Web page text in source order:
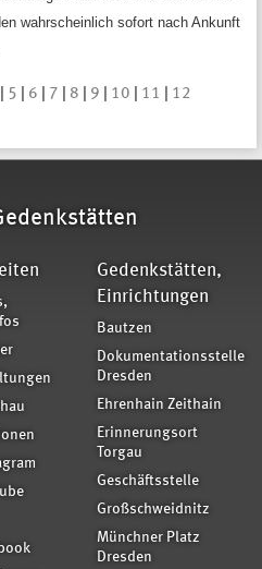
wahrscheinlich sofort nach Ankunft
5 6 7 8 9 10 11 12
Gedenkstätten,
Einrichtungen
Bautzen
Dokumentationsstelle
Dresden
Ehrenhain Zeithain
Erinnerungsort
Torgau
Geschäftsstelle
Großschweidnitz
Münchner Platz
Dresden